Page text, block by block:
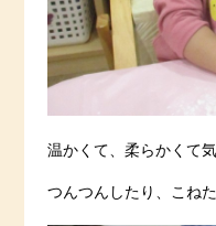
温かくて、柔らかくて
つんつんしたり、こね